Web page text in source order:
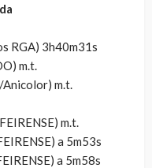
RGA) 3h40m31s
m.t.
Anicolor) m.t.
m.t.
a 5m53s
a 5m58s